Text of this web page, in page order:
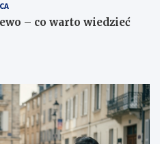
– co warto wiedzieć